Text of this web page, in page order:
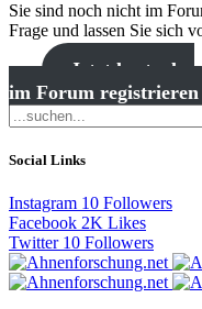
Sie sind noch nicht im
Frage und lassen Sie sich
Jetzt kostenlos
im Forum registrieren
Social Links
Instagram 10 Followers
Facebook 2K Likes
Twitter 10 Followers